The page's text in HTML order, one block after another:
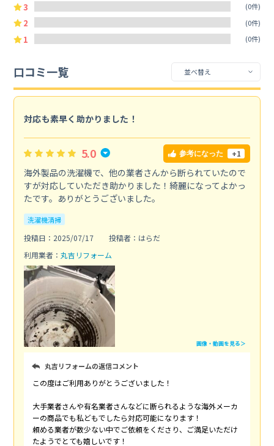
3 (0件)
2 (0件)
1 (0件)
口コミ一覧
対応も素早く助かりました！
5.0 参考になった +1
海外製品の洗濯機で、他の業者さんから断られていたので
すが対応していただき助かりました！綺麗になってよかっ
たです。ありがとうございました。
洗濯機清掃
投稿日：2025/07/17
投稿者：はらだ
利用業者： 丸吉リフォーム
画像・動画を見る＞
丸吉リフォームの返信コメント
この度はご利用ありがとうございました！
大手業者さんや有名業者さんなどに断られるような海外メーカ
ーの商品でも私どもでしたら対応可能になります！
頼める業者が数少ない中でご依頼をくださり、ご満足いただけ
たようでとても嬉しいです！